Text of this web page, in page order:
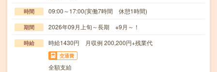
時間 09:00～17:00(実働7時間 休憩1時間)
期間 2026年09月上旬～長期 ※9月～！
時給 時給1430円 月収例 200,200円+残業代
交通費
全額支給